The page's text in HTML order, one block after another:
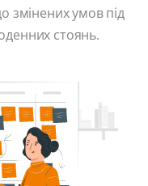
змінених умов під
стоянь.